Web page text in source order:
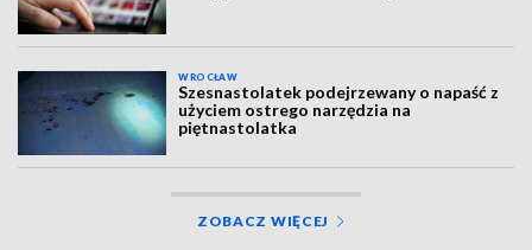
WROCŁAW
Szesnastolatek podejrzewany o napaść z
użyciem ostrego narzędzia na
piętnastolatka
ZOBACZ WIĘCEJ